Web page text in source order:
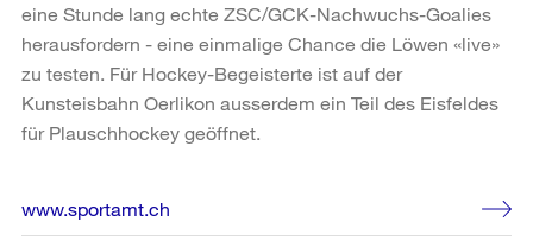
eine Stunde lang echte ZSC/GCK-Nachwuchs-Goalies
herausfordern - eine einmalige Chance die Löwen «live»
zu testen. Für Hockey-Begeisterte ist auf der
Kunsteisbahn Oerlikon ausserdem ein Teil des Eisfeldes
für Plauschhockey geöffnet.
Weitere
Informationen
www.sportamt.ch